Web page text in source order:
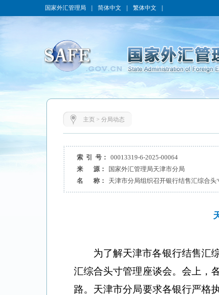
国家外汇管理局 简体中文 繁体中文
主页> 分局动态
索 引 号：
00013319-6-2025-00064
来 源：
国家外汇管理局天津市分局
名 称：
天津市分局组织召开银行结售汇综合头
为了解天津市各银行结售汇
汇综合头寸管理座谈会。会上，
路。天津市分局要求各银行严格